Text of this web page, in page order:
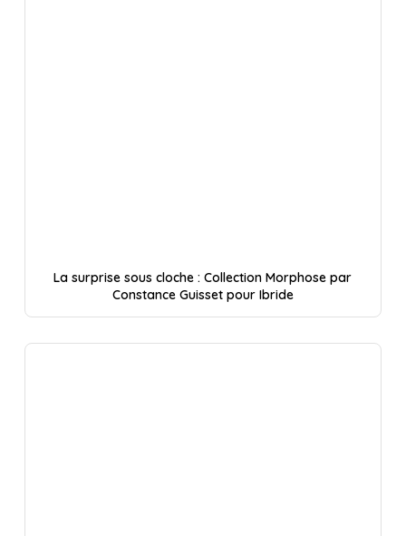
La surprise sous cloche : Collection Morphose par
Constance Guisset pour Ibride